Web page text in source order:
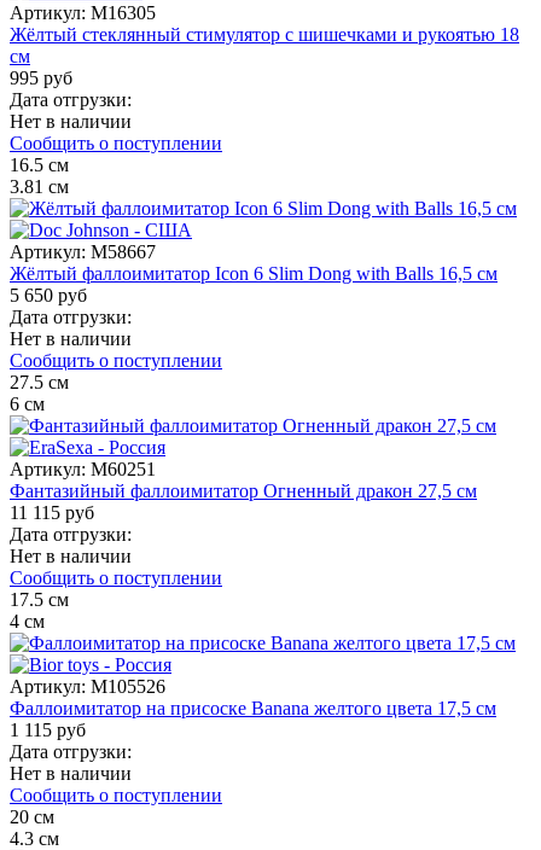
Артикул: M16305
Жёлтый стеклянный стимулятор с шишечками и рукоятью 18
см
995 руб
Дата отгрузки:
Нет в наличии
Сообщить о поступлении
16.5 см
3.81 см
Артикул: M58667
Жёлтый фаллоимитатор Icon 6 Slim Dong with Balls 16,5 см
5 650 руб
Дата отгрузки:
Нет в наличии
Сообщить о поступлении
27.5 см
6 см
Артикул: M60251
Фантазийный фаллоимитатор Огненный дракон 27,5 см
11 115 руб
Дата отгрузки:
Нет в наличии
Сообщить о поступлении
17.5 см
4 см
Артикул: M105526
Фаллоимитатор на присоске Banana желтого цвета 17,5 см
1 115 руб
Дата отгрузки:
Нет в наличии
Сообщить о поступлении
20 см
4.3 см